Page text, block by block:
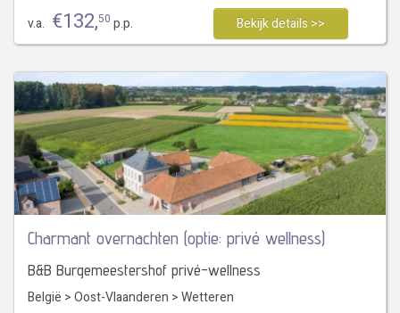
v.a. €132,50 p.p. Bekijk details >>
Charmant overnachten (optie: privé wellness)
B&B Burgemeestershof privé-wellness
België >Oost-Vlaanderen >Wetteren